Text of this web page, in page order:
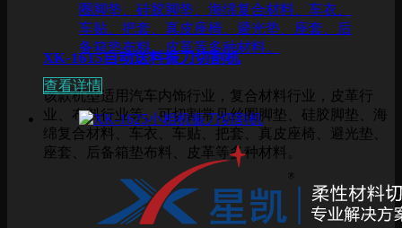
圈脚垫、硅胶脚垫、海绵复合材料、车衣、
车贴、把套、真皮座椅、避光垫、座套、后
备箱垫布料、皮革等多种材料。
XK-1615自动送料振刀切割机
该款机型适用汽车内饰行业，复合材料行业，皮革行
业、布料行业等。可切割常见丝圈脚垫、硅胶脚垫、海
绵复合材料、车衣、车贴、把套、真皮座椅、避光垫、
座套、后备箱垫布料、皮革等多种材料。
查看详情